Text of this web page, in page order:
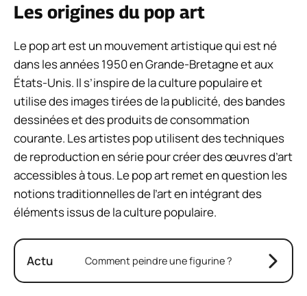
Les origines du pop art
Le pop art est un mouvement artistique qui est né
dans les années 1950 en Grande-Bretagne et aux
États-Unis. Il s’inspire de la culture populaire et
utilise des images tirées de la publicité, des bandes
dessinées et des produits de consommation
courante. Les artistes pop utilisent des techniques
de reproduction en série pour créer des œuvres d’art
accessibles à tous. Le pop art remet en question les
notions traditionnelles de l’art en intégrant des
éléments issus de la culture populaire.
Actu Comment peindre une figurine ?